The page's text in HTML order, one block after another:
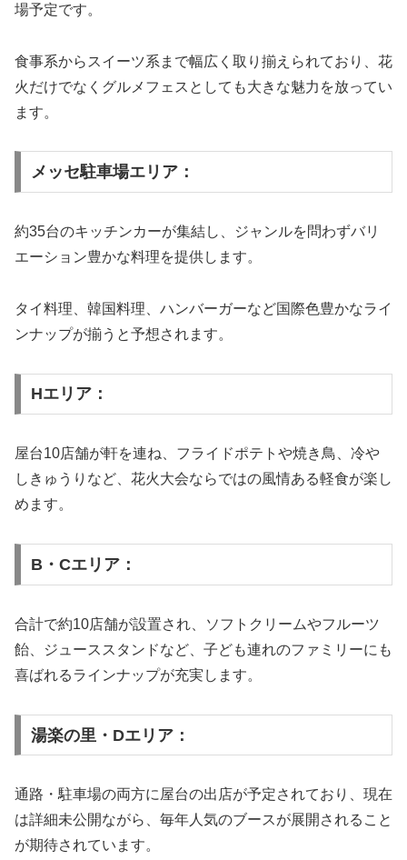
場予定です。
食事系からスイーツ系まで幅広く取り揃えられており、花
火だけでなくグルメフェスとしても大きな魅力を放ってい
ます。
メッセ駐車場エリア：
約35台のキッチンカーが集結し、ジャンルを問わずバリ
エーション豊かな料理を提供します。
タイ料理、韓国料理、ハンバーガーなど国際色豊かなライ
ンナップが揃うと予想されます。
Hエリア：
屋台10店舗が軒を連ね、フライドポテトや焼き鳥、冷や
しきゅうりなど、花火大会ならではの風情ある軽食が楽し
めます。
B・Cエリア：
合計で約10店舗が設置され、ソフトクリームやフルーツ
飴、ジューススタンドなど、子ども連れのファミリーにも
喜ばれるラインナップが充実します。
湯楽の里・Dエリア：
通路・駐車場の両方に屋台の出店が予定されており、現在
は詳細未公開ながら、毎年人気のブースが展開されること
が期待されています。